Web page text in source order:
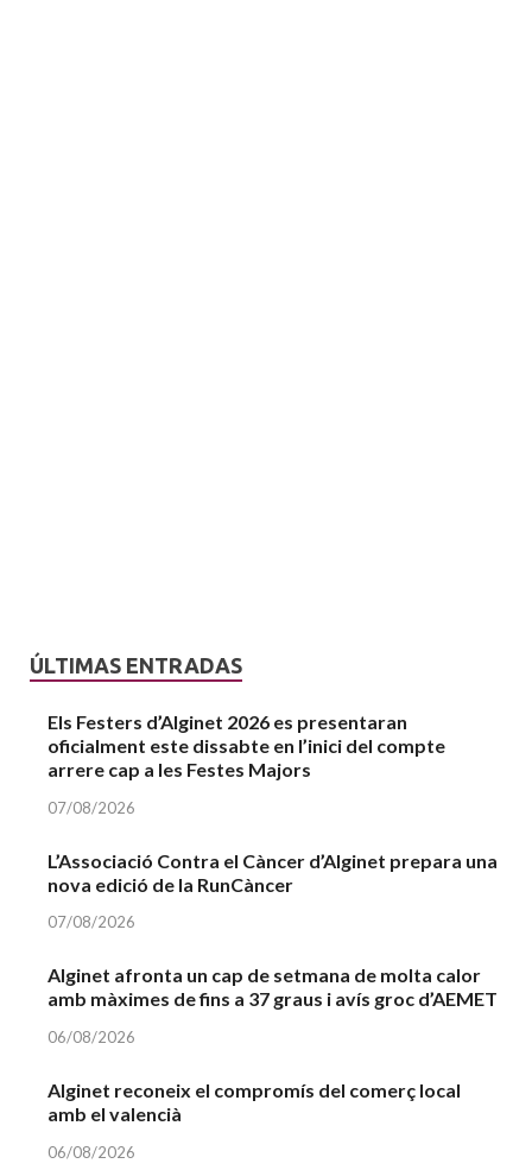
ÚLTIMAS ENTRADAS
Els Festers d’Alginet 2026 es presentaran
oficialment este dissabte en l’inici del compte
arrere cap a les Festes Majors
07/08/2026
L’Associació Contra el Càncer d’Alginet prepara una
nova edició de la RunCàncer
07/08/2026
Alginet afronta un cap de setmana de molta calor
amb màximes de fins a 37 graus i avís groc d’AEMET
06/08/2026
Alginet reconeix el compromís del comerç local
amb el valencià
06/08/2026